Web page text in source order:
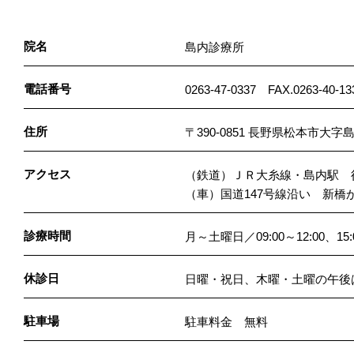
院名 島内診療所
電話番号 0263-47-0337 FAX.0263-40-
住所 〒390-0851 長野県松本市大字
アクセス
（鉄道）ＪＲ大糸線・島内駅
（車）国道147号線沿い 新橋
診療時間 月～土曜日／09:00～12:00、
休診日 日曜・祝日、木曜・土曜の午
駐車場 駐車料金 無料